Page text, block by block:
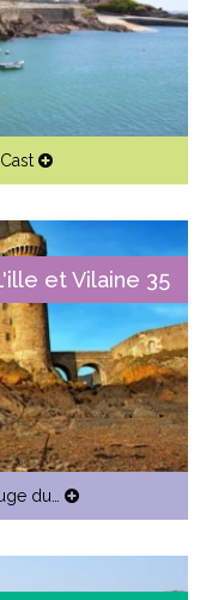
Cast
et Vilaine 35
du…